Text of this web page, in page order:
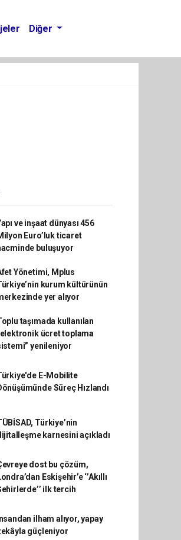
Diğer
ve inşaat dünyası 456
Euro’luk ticaret
buluşuyor
Yönetimi, Mplus
kurum kültürünün
yer alıyor
taşımada kullanılan
ücret toplama
yenileniyor
E-Mobilite
Süreç Hızlandı
Türkiye’nin
karnesini açıkladı
dost bu çözüm,
Eskişehir’e ‘’Akıllı
ilk tercih
ilham alıyor, yapay
güçleniyor